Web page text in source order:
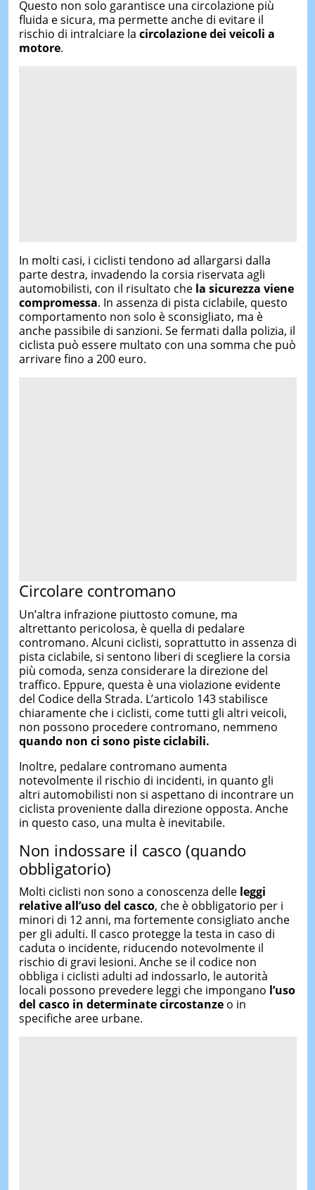
Questo non solo garantisce una circolazione più
fluida e sicura, ma permette anche di evitare il
rischio di intralciare la circolazione dei veicoli a
motore.
In molti casi, i ciclisti tendono ad allargarsi dalla
parte destra, invadendo la corsia riservata agli
automobilisti, con il risultato chela sicurezza viene
compromessa. In assenza di pista ciclabile, questo
comportamento non solo è sconsigliato, ma è
anche passibile di sanzioni. Se fermati dalla polizia, il
ciclista può essere multato con una somma che può
arrivare fino a 200 euro.
Circolare contromano
Un’altra infrazione piuttosto comune, ma
altrettanto pericolosa, è quella di pedalare
contromano. Alcuni ciclisti, soprattutto in assenza di
pista ciclabile, si sentono liberi di scegliere la corsia
più comoda, senza considerare la direzione del
traffico. Eppure, questa è una violazione evidente
del Codice della Strada. L’articolo 143 stabilisce
chiaramente che i ciclisti, come tutti gli altri veicoli,
non possono procedere contromano, nemmeno
quando non ci sono piste ciclabili.
Inoltre, pedalare contromano aumenta
notevolmente il rischio di incidenti, in quanto gli
altri automobilisti non si aspettano di incontrare un
ciclista proveniente dalla direzione opposta. Anche
in questo caso, una multa è inevitabile.
Non indossare il casco (quando
obbligatorio)
Molti ciclisti non sono a conoscenza delle leggi
relative all’uso del casco, che è obbligatorio per i
minori di 12 anni, ma fortemente consigliato anche
per gli adulti. Il casco protegge la testa in caso di
caduta o incidente, riducendo notevolmente il
rischio di gravi lesioni. Anche se il codice non
obbliga i ciclisti adulti ad indossarlo, le autorità
locali possono prevedere leggi che impongano l’uso
del casco in determinate circostanzeo in
specifiche aree urbane.